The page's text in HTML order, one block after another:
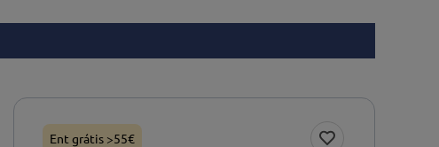
Ent grátis >55€